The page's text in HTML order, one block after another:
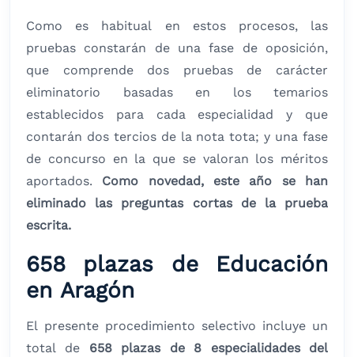
Como es habitual en estos procesos, las
pruebas constarán de una fase de oposición,
que comprende dos pruebas de carácter
eliminatorio basadas en los temarios
establecidos para cada especialidad y que
contarán dos tercios de la nota tota; y una fase
de concurso en la que se valoran los méritos
aportados. Como novedad, este año se han
eliminado las preguntas cortas de la prueba
escrita.
658 plazas de Educación
en Aragón
El presente procedimiento selectivo incluye un
total de 658 plazas de 8 especialidades del